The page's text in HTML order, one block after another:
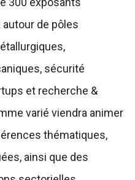
de pôles
sécurité
et recherche &
varié viendra animer
thématiques,
ainsi que des